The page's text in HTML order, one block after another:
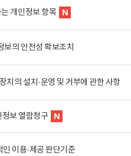
개인정보 항목
보의 안전성 확보조치
치의 설치·운영 및 거부에 관한 사항
정보 열람청구
인 이용·제공 판단기준